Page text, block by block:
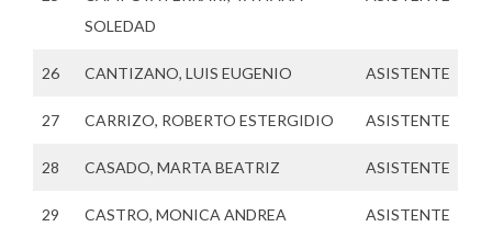
SOLEDAD
26 CANTIZANO, LUIS EUGENIO ASISTENTE
27 CARRIZO, ROBERTO ESTERGIDIO ASISTENTE
28 CASADO, MARTA BEATRIZ ASISTENTE
29 CASTRO, MONICA ANDREA ASISTENTE